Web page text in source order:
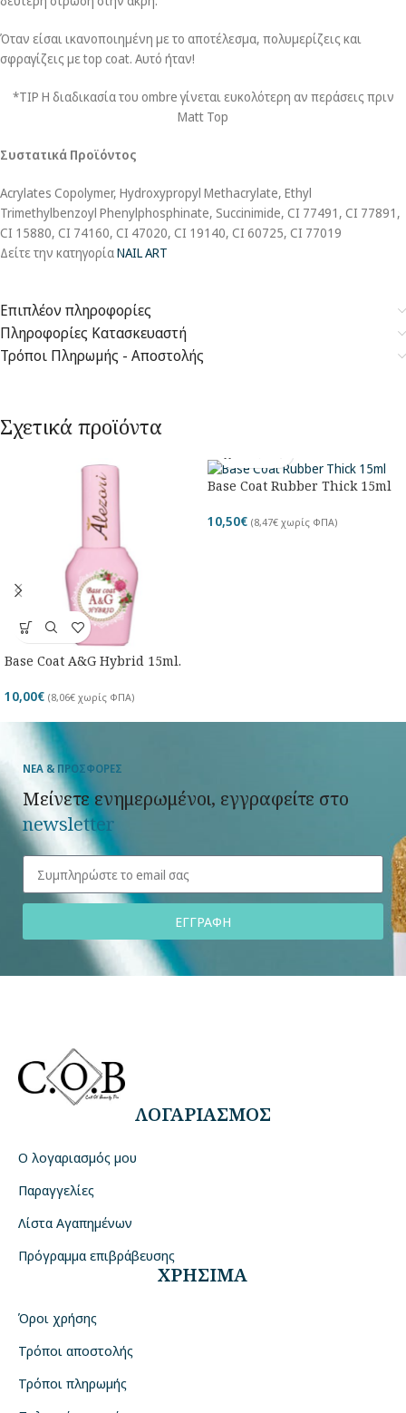
Όταν είσαι ικανοποιημένη με το αποτέλεσμα, πολυμερίζεις και
σφραγίζεις με top coat. Αυτό ήταν!
*TIP Η διαδικασία του ombre γίνεται ευκολότερη αν περάσεις πριν
Matt Top
Συστατικά Προϊόντος
Acrylates Copolymer, Hydroxypropyl Methacrylate, Ethyl
Trimethylbenzoyl Phenylphosphinate, Succinimide, CI 77491, CI 77891,
CI 15880, CI 74160, CI 47020, CI 19140, CI 60725, CI 77019
Δείτε την κατηγορίαNAIL ART
Επιπλέον πληροφορίες
Πληροφορίες Κατασκευαστή
Τρόποι Πληρωμής - Αποστολής
Σχετικά προϊόντα
Base Coat A&G Hybrid 15ml.
10,00€ (8,06€ χωρίς ΦΠΑ)
Base Coat Rubber Thick 15ml
10,50€ (8,47€ χωρίς ΦΠΑ)
ΝΕΑ & ΠΡΟΣΦΟΡΕΣ
Μείνετε ενημερωμένοι, εγγραφείτε στο
newsletter
ΕΓΓΡΑΦΗ
ΛΟΓΑΡΙΑΣΜΟΣ
Ο λογαριασμός μου
Παραγγελίες
Λίστα Αγαπημένων
Πρόγραμμα επιβράβευσης
ΧΡΗΣΙΜΑ
Όροι χρήσης
Τρόποι αποστολής
Τρόποι πληρωμής